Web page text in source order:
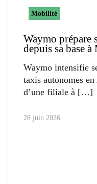
Mobilité
Waymo prépare
depuis sa base
Waymo intensifie
taxis autonomes
d’une filiale à
28 juin 2026